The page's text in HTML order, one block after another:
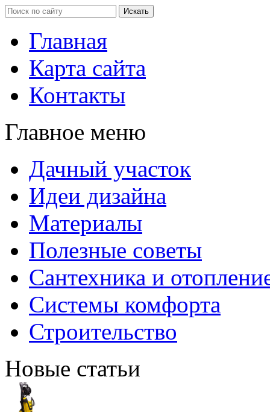
Главная
Карта сайта
Контакты
Главное меню
Дачный участок
Идеи дизайна
Материалы
Полезные советы
Сантехника и
Системы комфорта
Строительство
Новые статьи